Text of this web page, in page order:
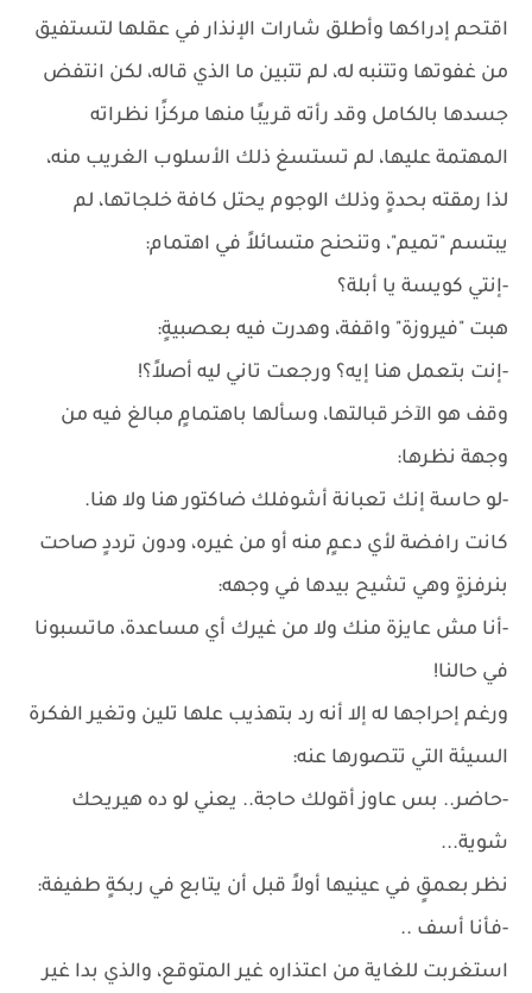
اقتحم إدراكها وأطلق شارات الإنذار في عقلها لتستفيق
من غفوتها وتتنبه له، لم تتبين ما الذي قاله، لكن انتفض
جسدها بالكامل وقد رأته قريبًا منها مركزًا نظراته
المهتمة عليها، لم تستسغ ذلك الأسلوب الغريب منه،
لذا رمقته بحدةٍ وذلك الوجوم يحتل كافة خلجاتها، لم
يبتسم "تميم"، وتنحنح متسائلاً في اهتمام:
-إنتي كويسة يا أبلة؟
هبت "فيروزة" واقفة، وهدرت فيه بعصبيةٍ:
-إنت بتعمل هنا إيه؟ ورجعت تاني ليه أصلاً؟!
وقف هو الآخر قبالتها، وسألها باهتمامٍ مبالغ فيه من
وجهة نظرها:
-لو حاسة إنك تعبانة أشوفلك ضاكتور هنا ولا هنا.
كانت رافضة لأي دعمٍ منه أو من غيره، ودون ترددٍ صاحت
بنرفزةٍ وهي تشيح بيدها في وجهه:
-أنا مش عايزة منك ولا من غيرك أي مساعدة، ماتسبونا
في حالنا!
ورغم إحراجها له إلا أنه رد بتهذيب علها تلين وتغير الفكرة
السيئة التي تتصورها عنه:
-حاضر.. بس عاوز أقولك حاجة.. يعني لو ده هيريحك
شوية...
نظر بعمقٍ في عينيها أولاً قبل أن يتابع في ربكةٍ طفيفة:
-فأنا أسف ..
استغربت للغاية من اعتذاره غير المتوقع، والذي بدا غير